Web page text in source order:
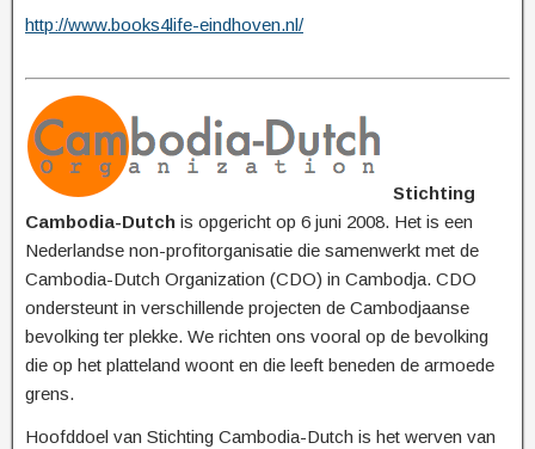
http://www.books4life-eindhoven.nl/
Stichting
Cambodia-Dutch is opgericht op 6 juni 2008. Het is een
Nederlandse non-profitorganisatie die samenwerkt met de
Cambodia-Dutch Organization (CDO) in Cambodja. CDO
ondersteunt in verschillende projecten de Cambodjaanse
bevolking ter plekke. We richten ons vooral op de bevolking
die op het platteland woont en die leeft beneden de armoede
grens.
Hoofddoel van Stichting Cambodia-Dutch is het werven van